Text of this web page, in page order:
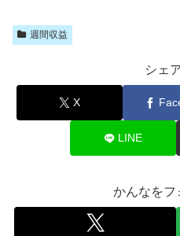
週間収益
シェ
X
LINE
かんなをフ